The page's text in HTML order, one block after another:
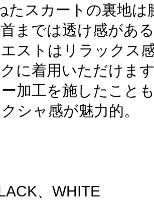
たスカートの裏地
までは透け感があ
ストはリラックス
に着用いただけま
加工を施したこと
シャ感が魅力的。
、WHITE